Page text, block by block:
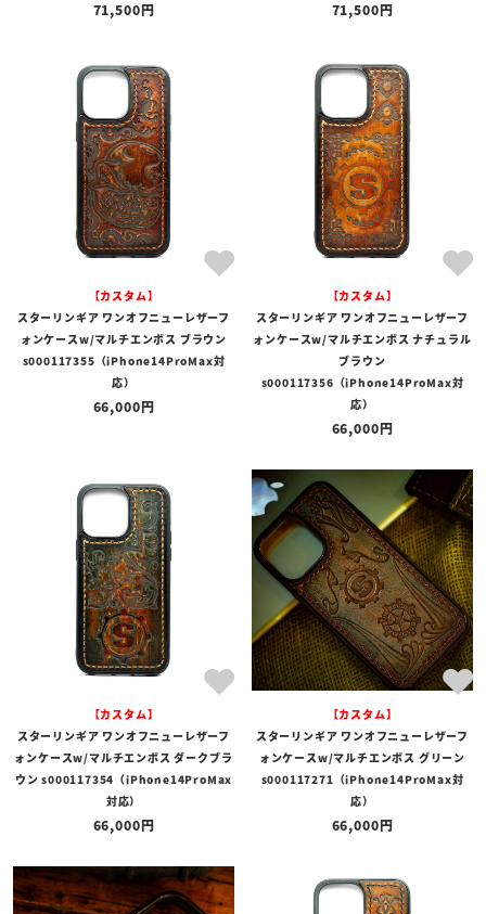
71,500 71,500
【カスタム】
スターリンギア ワンオフニューレザーフ
ォンケースw/マルチエンボス ブラウン
s000117355（iPhone14ProMax対
応）
66,000
【カスタム】
スターリンギア ワンオフニューレザーフ
ォンケースw/マルチエンボス ナチュラル
ブラウン
s000117356（iPhone14ProMax対
応）
66,000
【カスタム】
スターリンギア ワンオフニューレザーフ
ォンケースw/マルチエンボス ダークブラ
ウン s000117354（iPhone14ProMax
対応）
66,000
【カスタム】
スターリンギア ワンオフニューレザーフ
ォンケースw/マルチエンボス グリーン
s000117271（iPhone14ProMax対
応）
66,000